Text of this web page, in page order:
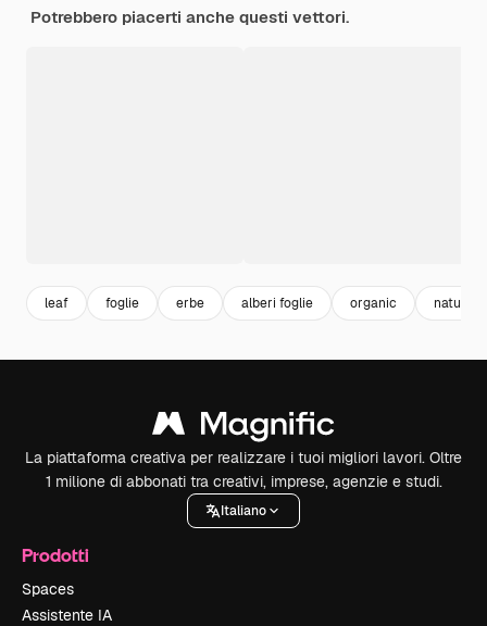
Potrebbero piacerti anche questi vettori.
leaf foglie erbe alberi foglie organic natura
La piattaforma creativa per realizzare i tuoi migliori lavori. Oltre
1 milione di abbonati tra creativi, imprese, agenzie e studi.
Italiano
Prodotti
Spaces
Assistente IA